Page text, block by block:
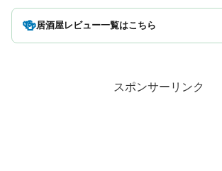
🍻居酒屋レビュー一覧はこちら
スポンサーリンク